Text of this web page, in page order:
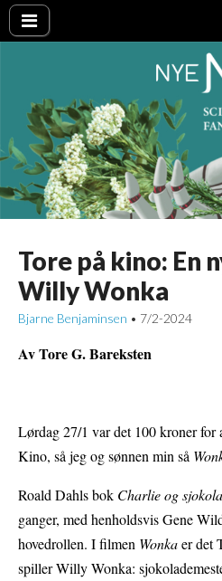
Nye
Tore på kino: En
Willy Wonka
Bjarne Benjaminsen • 7/2-2024
Av Tore G. Bareksten
Lørdag 27/1 var det 100 kroner for
Kino, så jeg og sønnen min så
Roald Dahls bok Charlie og
ganger, med henholdsvis Gene
hovedrollen. I filmen Wonkaer det
spiller Willy Wonka: